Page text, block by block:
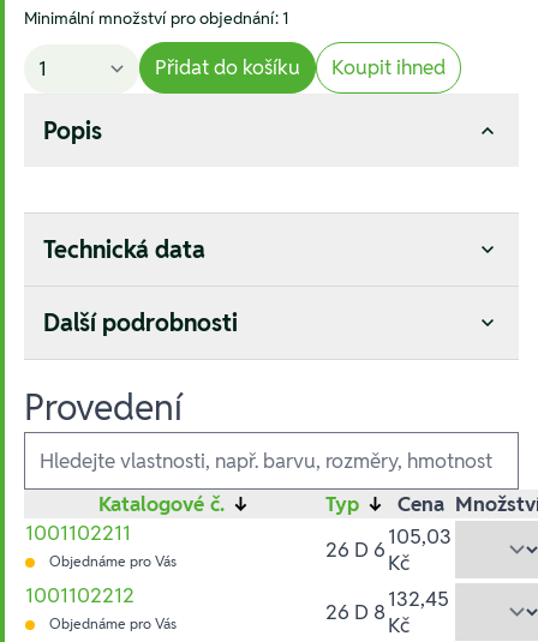
Minimální množství pro objednání: 1
Přidat do košíku Koupit ihned
Popis
Technická data
Další podrobnosti
Provedení
Ausführungen
Katalogové č. ↓ Typ ↓ Cena
1001102211
Objednáme pro Vás 26 D 6105,03
Kč
1001102212
Objednáme pro Vás 26 D 8132,45
Kč